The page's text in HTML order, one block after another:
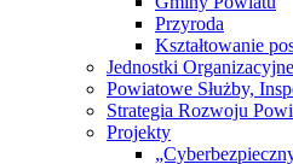
Przyroda
Kształtowanie
Jednostki Organizacyjne
Powiatowe Służby,
Strategia Rozwoju
Projekty